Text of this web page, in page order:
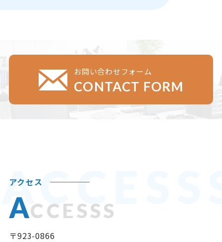
お問い合わせフォーム
CONTACT FORM
アクセス
ACCESSS
〒923-0866